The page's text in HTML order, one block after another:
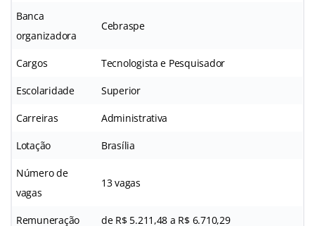
Banca
organizadora
Cebraspe
Cargos Tecnologista e Pesquisador
Escolaridade Superior
Carreiras Administrativa
Lotação Brasília
Número de
vagas
13 vagas
Remuneração de R$ 5.211,48 a R$ 6.710,29